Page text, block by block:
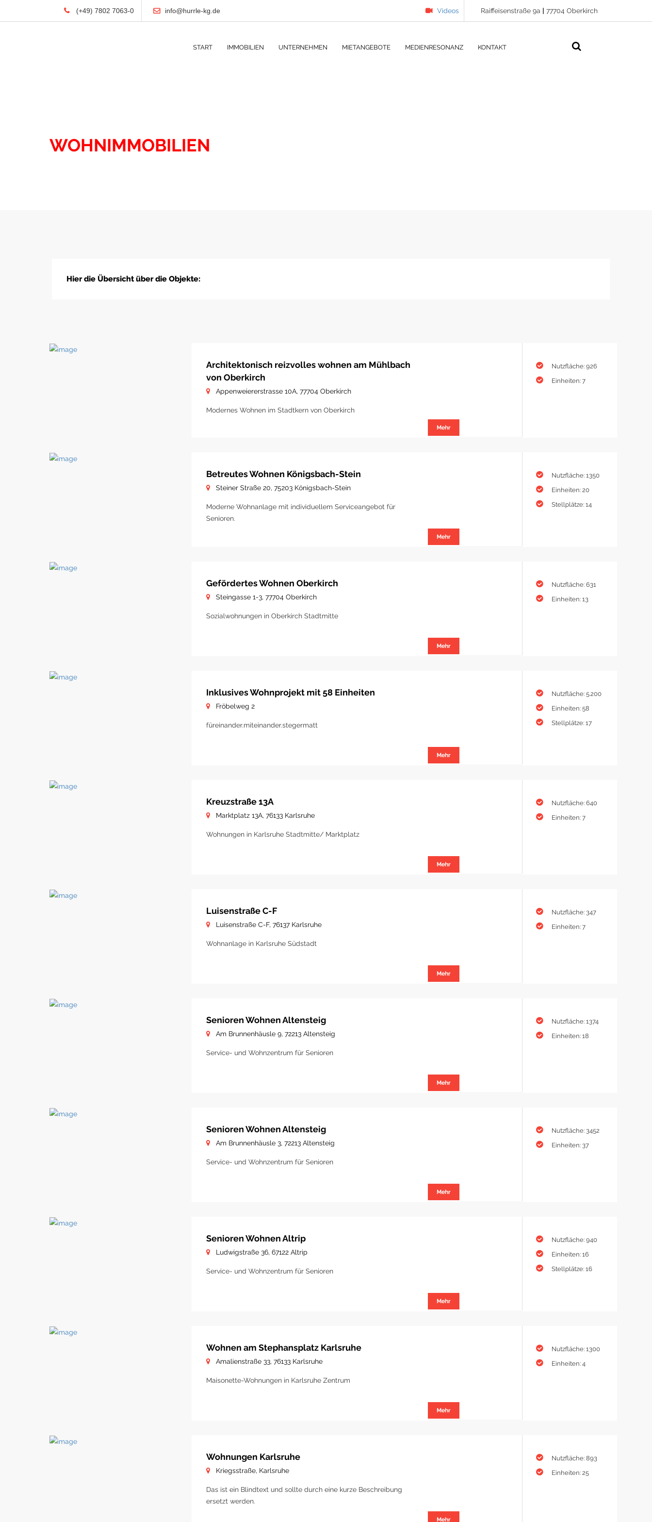
(+49) 7802 7063-0 info@hurrle-kg.de Videos Raiffeisenstraße 9a | 77704 Oberkirch
START IMMOBILIEN UNTERNEHMEN MIETANGEBOTE MEDIENRESONANZ KONTAKT
WOHNIMMOBILIEN
Hier die Übersicht über die Objekte:
Architektonisch reizvolles wohnen am Mühlbach
von Oberkirch
Appenweiererstrasse 10A, 77704 Oberkirch
Modernes Wohnen im Stadtkern von Oberkirch
Mehr
Nutzfläche: 926
Einheiten: 7
Betreutes Wohnen Königsbach-Stein
Steiner Straße 20, 75203 Königsbach-Stein
Moderne Wohnanlage mit individuellem Serviceangebot für
Senioren.
Mehr
Nutzfläche: 1350
Einheiten: 20
Stellplätze: 14
Gefördertes Wohnen Oberkirch
Steingasse 1-3, 77704 Oberkirch
Sozialwohnungen in Oberkirch Stadtmitte
Mehr
Nutzfläche: 631
Einheiten: 13
Inklusives Wohnprojekt mit 58 Einheiten
Fröbelweg 2
füreinander.miteinander.stegermatt
Mehr
Nutzfläche: 5.200
Einheiten: 58
Stellplätze: 17
Kreuzstraße 13A
Marktplatz 13A, 76133 Karlsruhe
Wohnungen in Karlsruhe Stadtmitte/ Marktplatz
Mehr
Nutzfläche: 640
Einheiten: 7
Luisenstraße C-F
Luisenstraße C-F, 76137 Karlsruhe
Wohnanlage in Karlsruhe Südstadt
Mehr
Nutzfläche: 347
Einheiten: 7
Senioren Wohnen Altensteig
Am Brunnenhäusle 9, 72213 Altensteig
Service- und Wohnzentrum für Senioren
Mehr
Nutzfläche: 1374
Einheiten: 18
Senioren Wohnen Altensteig
Am Brunnenhäusle 3, 72213 Altensteig
Service- und Wohnzentrum für Senioren
Mehr
Nutzfläche: 3452
Einheiten: 37
Senioren Wohnen Altrip
Ludwigstraße 36, 67122 Altrip
Service- und Wohnzentrum für Senioren
Mehr
Nutzfläche: 940
Einheiten: 16
Stellplätze: 16
Wohnen am Stephansplatz Karlsruhe
Amalienstraße 33, 76133 Karlsruhe
Maisonette-Wohnungen in Karlsruhe Zentrum
Mehr
Nutzfläche: 1300
Einheiten: 4
Wohnungen Karlsruhe
Kriegsstraße, Karlsruhe
Das ist ein Blindtext und sollte durch eine kurze Beschreibung
ersetzt werden.
Mehr
Nutzfläche: 893
Einheiten: 25